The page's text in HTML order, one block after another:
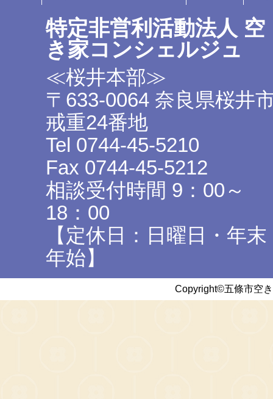
特定非営利活動法人 空
き家コンシェルジュ
≪桜井本部≫
〒633-0064 奈良県桜井
戒重24番地
Tel 0744-45-5210
Fax 0744-45-5212
相談受付時間 9：00～
18：00
【定休日：日曜日・年末
年始】
Copyright©五條市空